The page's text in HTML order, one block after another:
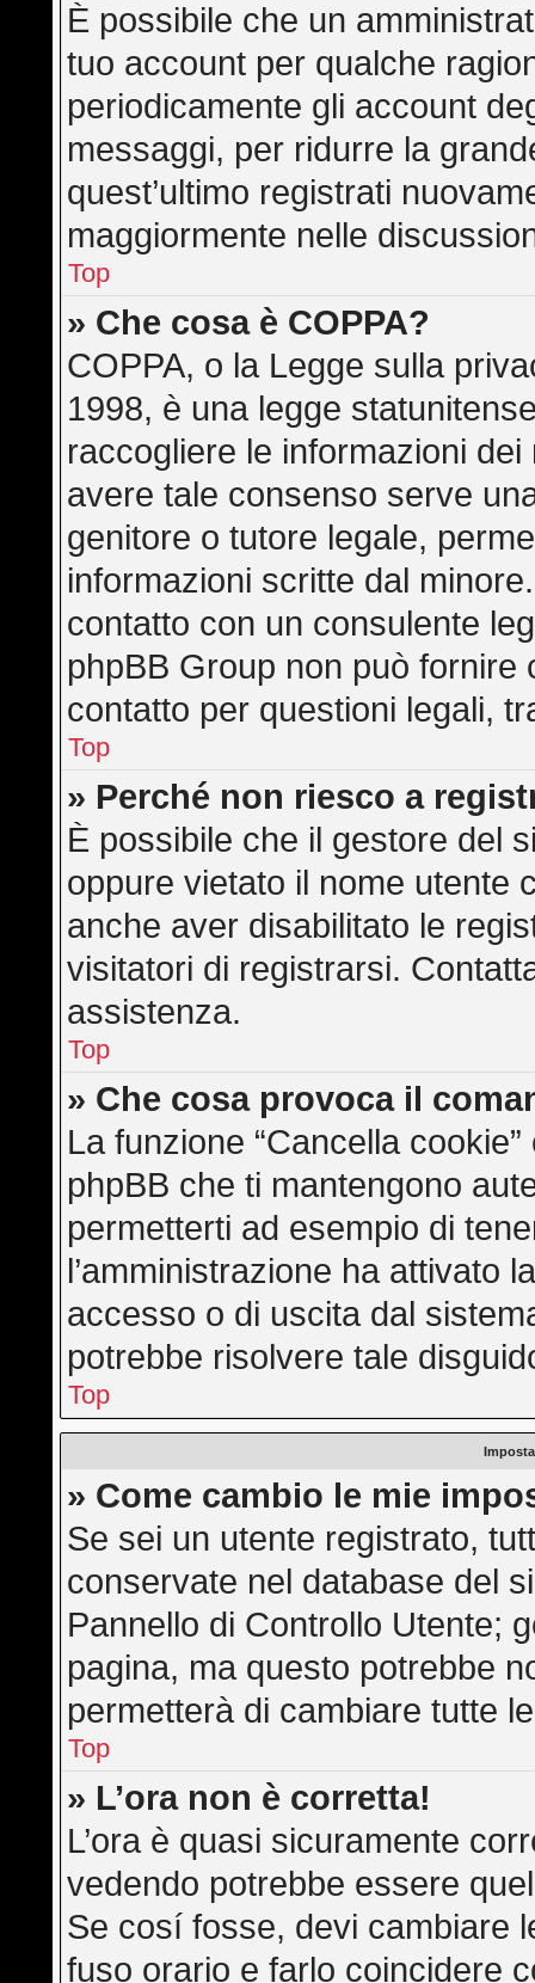
È possibile che un
tuo account per qualche
periodicamente gli account
messaggi, per ridurre la
quest’ultimo registrati
maggiormente nelle
Top
» Che cosa è COPPA?
COPPA, o la Legge sulla
1998, è una legge
raccogliere le informazioni
avere tale consenso serve
genitore o tutore legale,
informazioni scritte dal
contatto con un consulente
phpBB Group non può fornire
contatto per questioni legali,
Top
» Perché non riesco a
È possibile che il gestore del
oppure vietato il nome utente
anche aver disabilitato le
visitatori di registrarsi.
assistenza.
Top
» Che cosa provoca il
La funzione “Cancella
phpBB che ti mantengono
permetterti ad esempio di
l’amministrazione ha attivato
accesso o di uscita dal
potrebbe risolvere tale
Top
» Come cambio le mie
Se sei un utente registrato,
conservate nel database del
Pannello di Controllo Utente;
pagina, ma questo potrebbe
permetterà di cambiare tutte
Top
» L’ora non è corretta!
L’ora è quasi sicuramente
vedendo potrebbe essere
Se cosí fosse, devi cambiare
fuso orario e farlo coincidere